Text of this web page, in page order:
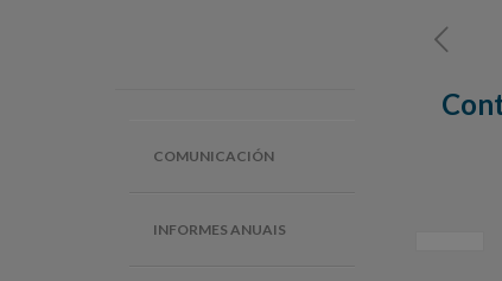
COMUNICACIÓN
INFORMES ANUAIS